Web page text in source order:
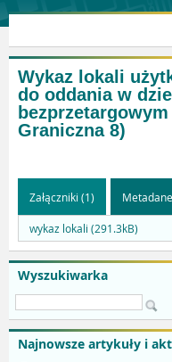
Wyszukiwarka
Najnowsze artykuły i
Wykaz lokali
do oddania w
Graniczna 8)
Załączniki (1) Metadane
wykaz lokali (291.3kB)